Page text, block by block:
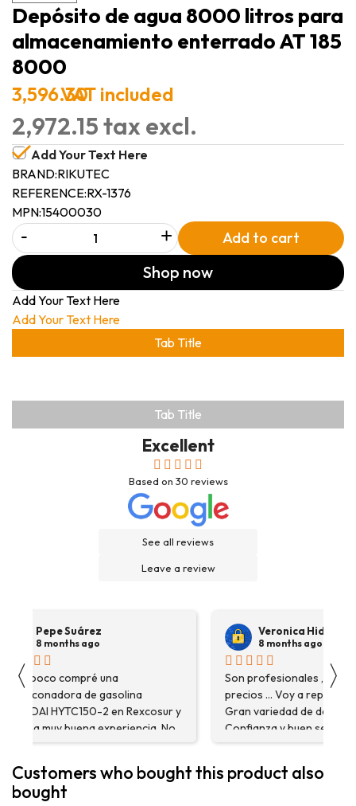
Depósito de agua 8000 litros para
almacenamiento enterrado AT 185
8000
3,596.30VAT included
2,972.15 tax excl.
Add Your Text Here
BRAND:RIKUTEC
REFERENCE:RX-1376
MPN:15400030
- + Add to cart
Shop now
Add Your Text Here
Add Your Text Here
Tab Title
Tab Title
Excellent
Based on 30 reviews
See all reviews
Leave a review
〈
Pepe Suárez
8 months ago
Hace poco compré una
destoconadora de gasolina
HYUNDAI HYTC150-2 en Rexcosur y
fue una muy buena experiencia. No
solo me encontré el producto que
asesoraron y explicaron con
detalle para asegurarme de que
Veronica Hidalgo
8 months ago
Son profesionales ,
precios ... Voy a repetir
Gran variedad de
Confianza y buen servicio.
〉
Customers who bought this product also
bought